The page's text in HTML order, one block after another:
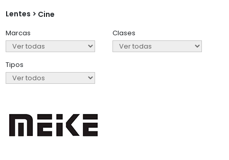
Lentes Cine
Marcas Clases
Tipos